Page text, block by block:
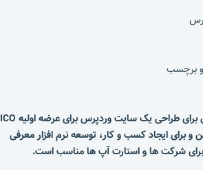
و برچسب
قالب Cryptolux راست چین برای طراحی یک سایت وردپرس برای عرضه اولیه ICO
برای ایجاد کسب و کار، توسعه نرم افزار معرفی
شرکت ها و استارت آپ ها مناسب است.